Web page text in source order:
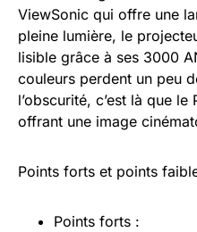
ViewSonic qui offre une
pleine lumière, le
lisible grâce à ses 3000
couleurs perdent un peu
l’obscurité, c’est là que
offrant une image
Points forts et points
Points forts :